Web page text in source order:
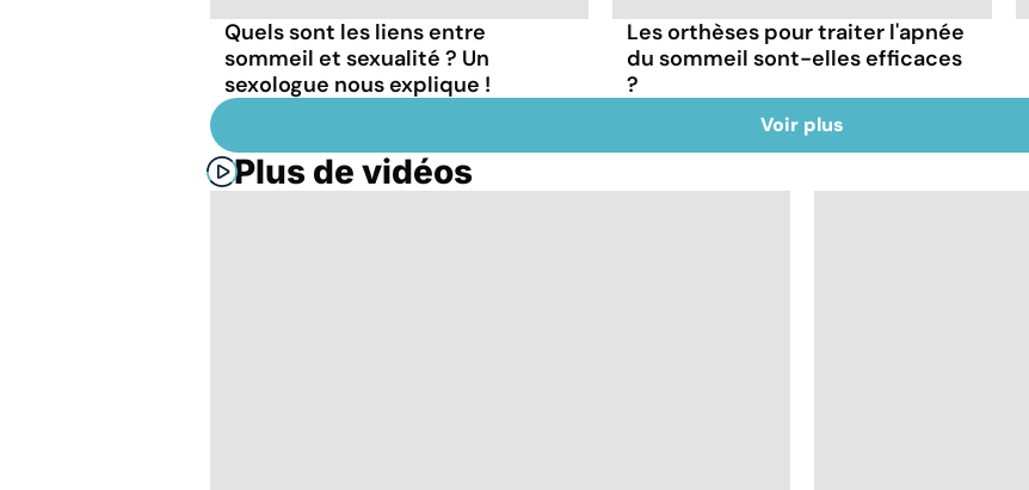
Quels sont les liens entre
sommeil et sexualité ? Un
sexologue nous explique !
Les orthèses pour traiter l'apnée
du sommeil sont-elles efficaces
?
Voir plus
Plus de vidéos